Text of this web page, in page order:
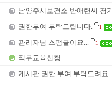
남양주시보건소 반애련씨 경
권한부여 부탁드립니다. 1
관리자님 스팸글이요... 1
직무교육신청
게시판 권한 부여 부탁드려요..